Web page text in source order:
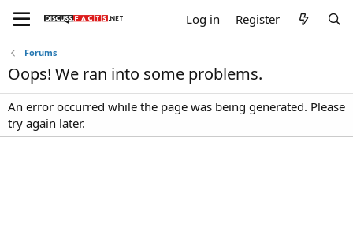
Log in Register
Forums
Oops! We ran into some problems.
An error occurred while the page was being generated. Please
try again later.